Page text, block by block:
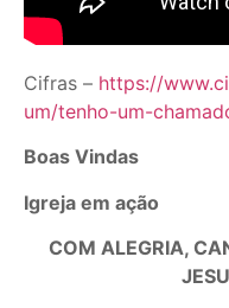
Cifras – https://
um/tenho-um-
Boas Vindas
Igreja em ação
COM ALEGRIA,